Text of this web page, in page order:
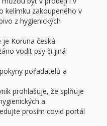
kelímku zakoupeného v
z hygienických
je Koruna česká.
vodit psy či jiná
pořadatelů a
prohlašuje, že splňuje
a
prosím covid portál